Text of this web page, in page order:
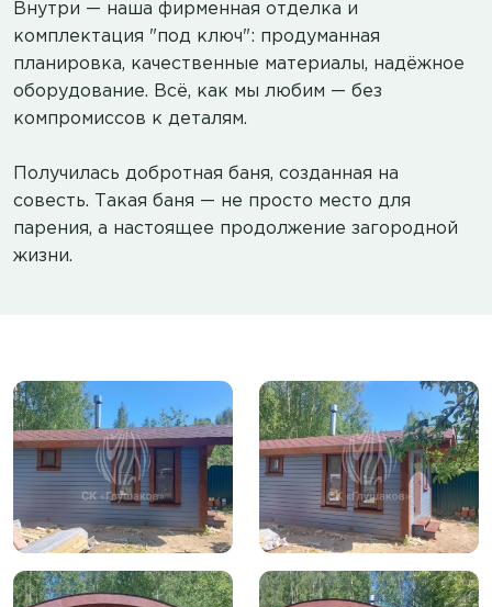
Внутри — наша фирменная отделка и
комплектация "под ключ": продуманная
планировка, качественные материалы, надёжное
оборудование. Всё, как мы любим — без
компромиссов к деталям.
Получилась добротная баня, созданная на
совесть. Такая баня — не просто место для
парения, а настоящее продолжение загородной
жизни.